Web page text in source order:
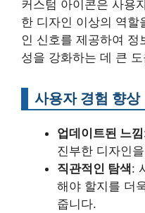
커스텀 아이콘은 사용
한 디자인 이상의 역할
인 신호를 제공하여 정
성을 강화하는 데 큰
사용자 경험 향상
업데이트된 느낌
진부한 디자인
직관적인 탐색:
해야 할지를 더
줍니다.